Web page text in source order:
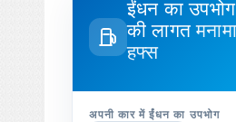
ईंधन का
की लागत
हफ्स
अपनी कार में ईंधन का उपभोग